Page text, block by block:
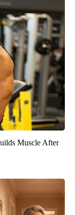
Muscle After